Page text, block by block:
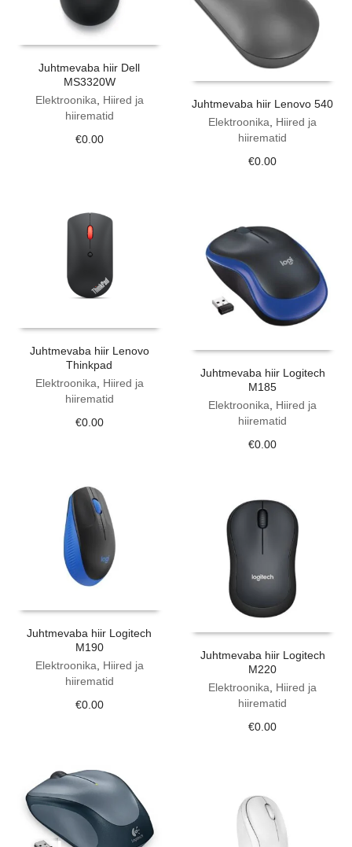
Juhtmevaba hiir Dell
MS3320W
Elektroonika
Hiired ja
hiirematid
€0.00
Juhtmevaba hiir Lenovo 540
Elektroonika
Hiired ja
hiirematid
€0.00
Juhtmevaba hiir Lenovo
Thinkpad
Elektroonika
Hiired ja
hiirematid
€0.00
Juhtmevaba hiir Logitech
M185
Elektroonika
Hiired ja
hiirematid
€0.00
Juhtmevaba hiir Logitech
M190
Elektroonika
Hiired ja
hiirematid
€0.00
Juhtmevaba hiir Logitech
M220
Elektroonika, Hiired ja
hiirematid
€0.00